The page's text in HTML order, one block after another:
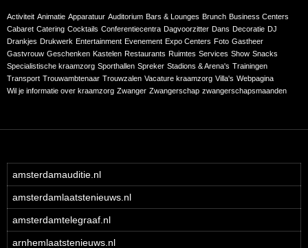
Activiteit Animatie Apparatuur Auditorium Bars & Lounges Brunch Business Centers
Cabaret Catering Cocktails Conferentiecentra Dagvoorzitter Dans Decoratie DJ
Drankjes Drukwerk Entertainment Evenement Expo Centers Foto Gastheer
Gastvrouw Geschenken Kastelen Restaurants Ruimtes Services Show Snacks
Specialistische kraamzorg Sporthallen Spreker Stadions & Arena's Trainingen
Transport Trouwambtenaar Trouwzalen Vacature kraamzorg Villa's Webpagina
Wil je informatie over kraamzorg Zwanger Zwangerschap zwangerschapsmaanden
amsterdamauditie.nl
amsterdamlaatstenieuws.nl
amsterdamtelegraaf.nl
arnhemlaatstenieuws.nl